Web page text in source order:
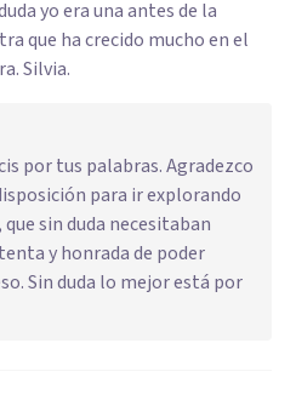
yo era una antes de la
que ha crecido mucho en el
Silvia.
por tus palabras. Agradezco
para ir explorando
sin duda necesitaban
y honrada de poder
Sin duda lo mejor está por